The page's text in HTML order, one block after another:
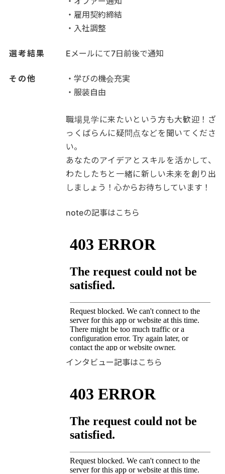
・雇用契約締結
・入社調整
選考結果 Eメールにて7日前後で通知
その他
・学びの機会充実
・服装自由
職場見学に来たいという方も大歓迎！ざ
っくばらんに疑問点などを聞いてくださ
い。
あなたのアイデアとスキルを活かして、
わたしたちと一緒に新しい未来を創り出
しましょう！心からお待ちしています！
noteの記事はこちら
インタビュー記事はこちら